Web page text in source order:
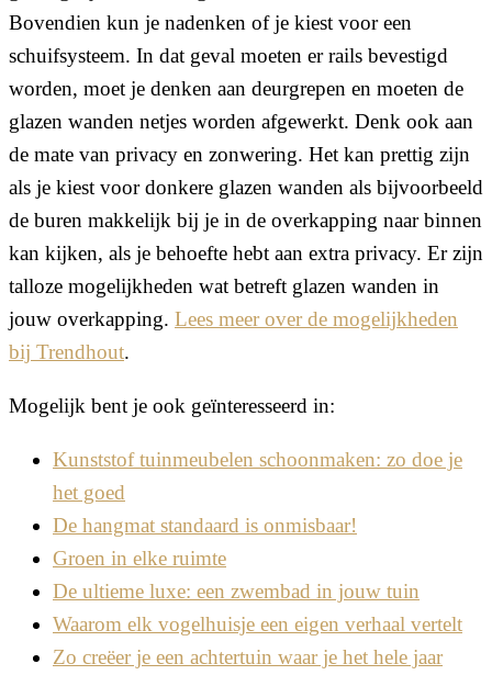
Bovendien kun je nadenken of je kiest voor een
schuifsysteem. In dat geval moeten er rails bevestigd
worden, moet je denken aan deurgrepen en moeten de
glazen wanden netjes worden afgewerkt. Denk ook aan
de mate van privacy en zonwering. Het kan prettig zijn
als je kiest voor donkere glazen wanden als bijvoorbeeld
de buren makkelijk bij je in de overkapping naar binnen
kan kijken, als je behoefte hebt aan extra privacy. Er zijn
talloze mogelijkheden wat betreft glazen wanden in
jouw overkapping. Lees meer over de mogelijkheden
bij Trendhout.
Mogelijk bent je ook geïnteresseerd in:
Kunststof tuinmeubelen schoonmaken: zo doe je
het goed
De hangmat standaard is onmisbaar!
Groen in elke ruimte
De ultieme luxe: een zwembad in jouw tuin
Waarom elk vogelhuisje een eigen verhaal vertelt
Zo creëer je een achtertuin waar je het hele jaar